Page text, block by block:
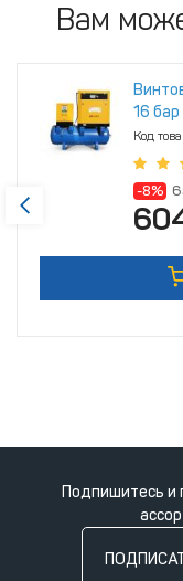
Вам
16 бар
Код
-8%
Подпишитесь и